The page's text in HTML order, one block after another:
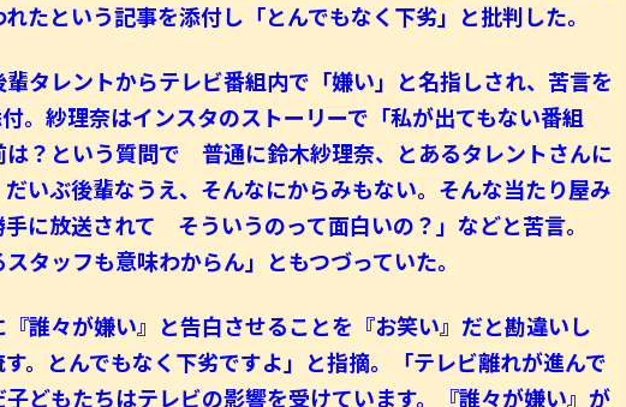
たという記事を添付し「とんでもなく下劣」と批判した。
タレントからテレビ番組内で「嫌い」と名指しされ、苦言を
。紗理奈はインスタのストーリーで「私が出てもない番組
？という質問で 普通に鈴木紗理奈、とあるタレントさんに
いぶ後輩なうえ、そんなにからみもない。そんな当たり屋み
に放送されて そういうのって面白いの？」などと苦言。
スタッフも意味わからん」ともつづっていた。
誰々が嫌い』と告白させることを『お笑い』だと勘違いし
。とんでもなく下劣ですよ」と指摘。「テレビ離れが進んで
どもたちはテレビの影響を受けています。『誰々が嫌い』が